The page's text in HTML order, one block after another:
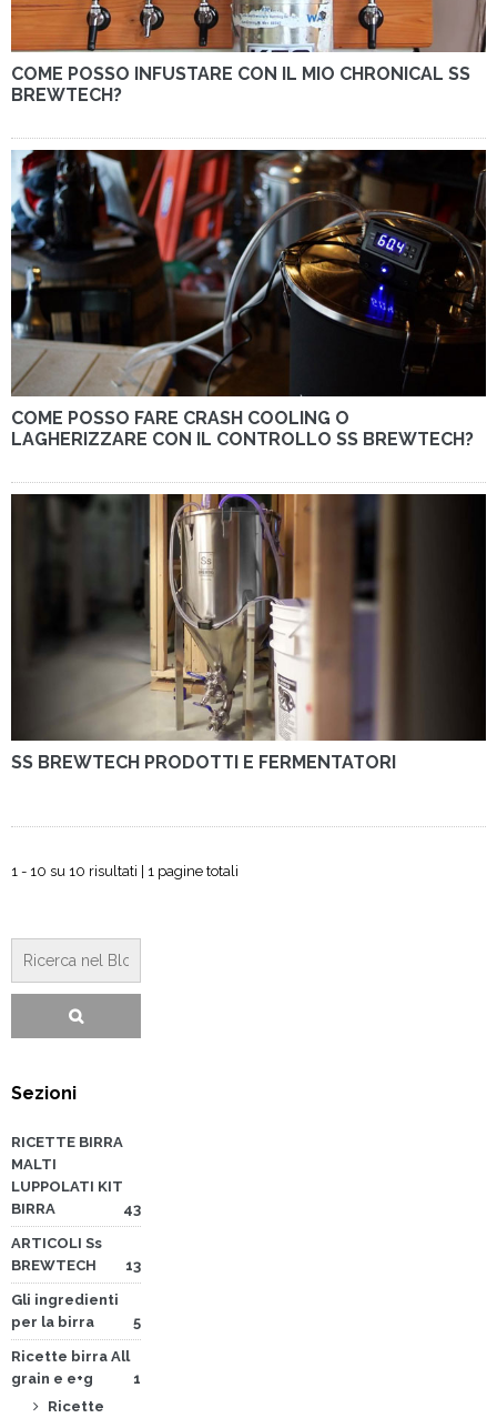
COME POSSO INFUSTARE CON IL MIO CHRONICAL SS
BREWTECH?
COME POSSO FARE CRASH COOLING O
LAGHERIZZARE CON IL CONTROLLO SS BREWTECH?
SS BREWTECH PRODOTTI E FERMENTATORI
1 - 10 su 10 risultati | 1 pagine totali
Sezioni
RICETTE BIRRA
MALTI
LUPPOLATI KIT
BIRRA
43
ARTICOLI Ss
BREWTECH
13
Gli ingredienti
per la birra
5
Ricette birra All
grain e e+g
1
Ricette